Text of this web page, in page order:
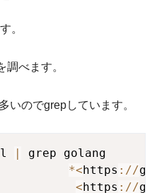
。
べます。
いのでgrepしています。
|
grep golang
*<https : //
<https : //